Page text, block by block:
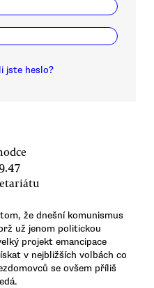
jste heslo?
že dnešní komunismus
už jenom politickou
projekt emancipace
v nejbližších volbách co
se ovšem příliš